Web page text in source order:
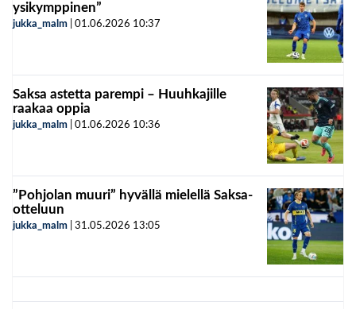
ysikymppinen”
jukka_malm 01.06.2026 10:37
Saksa astetta parempi – Huuhkajille
raakaa oppia
jukka_malm 01.06.2026 10:36
”Pohjolan muuri” hyvällä mielellä Saksa-
otteluun
jukka_malm 31.05.2026 13:05